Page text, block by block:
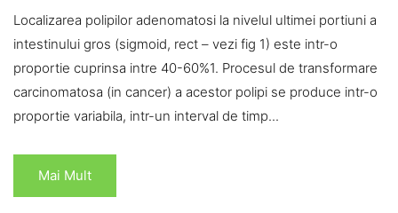
Localizarea polipilor adenomatosi la nivelul ultimei portiuni a
intestinului gros (sigmoid, rect – vezi fig 1) este intr-o
proportie cuprinsa intre 40-60%1. Procesul de transformare
carcinomatosa (in cancer) a acestor polipi se produce intr-o
proportie variabila, intr-un interval de timp...
Mai Mult